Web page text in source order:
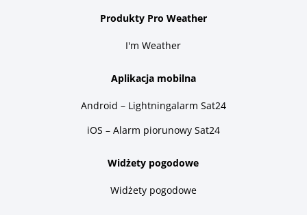
Produkty Pro Weather
I'm Weather
Aplikacja mobilna
Android – Lightningalarm Sat24
iOS – Alarm piorunowy Sat24
Widżety pogodowe
Widżety pogodowe